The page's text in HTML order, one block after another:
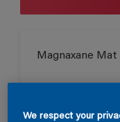
Magnaxane Mat
We respect your